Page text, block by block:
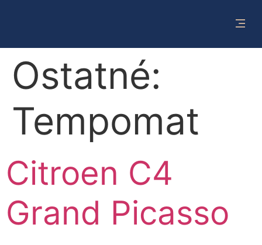
Ostatné:
Tempomat
Citroen C4
Grand Picasso